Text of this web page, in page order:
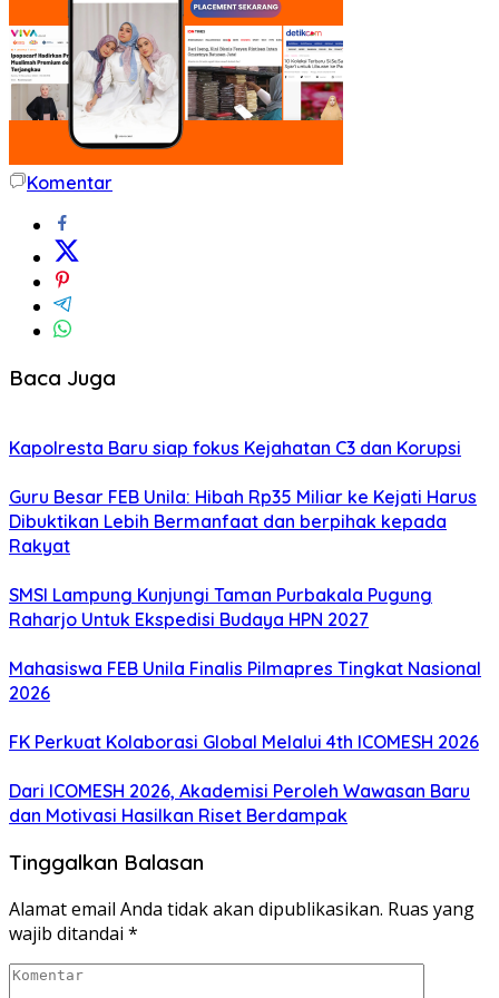
Komentar
Baca Juga
Kapolresta Baru siap fokus Kejahatan C3 dan Korupsi
Guru Besar FEB Unila: Hibah Rp35 Miliar ke Kejati Harus
Dibuktikan Lebih Bermanfaat dan berpihak kepada
Rakyat
SMSI Lampung Kunjungi Taman Purbakala Pugung
Raharjo Untuk Ekspedisi Budaya HPN 2027
Mahasiswa FEB Unila Finalis Pilmapres Tingkat Nasional
2026
FK Perkuat Kolaborasi Global Melalui 4th ICOMESH 2026
Dari ICOMESH 2026, Akademisi Peroleh Wawasan Baru
dan Motivasi Hasilkan Riset Berdampak
Tinggalkan Balasan
Alamat email Anda tidak akan dipublikasikan. Ruas yang
wajib ditandai *